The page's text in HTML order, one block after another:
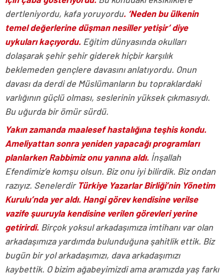
dertleniyordu, kafa yoruyordu. ‘Neden bu ülkenin
temel değerlerine düşman nesiller yetişir’ diye
uykuları kaçıyordu. Eğitim dünyasında okulları
dolaşarak şehir şehir giderek hiçbir karşılık
beklemeden gençlere davasını anlatıyordu. Onun
davası da derdi de Müslümanların bu topraklardaki
varlığının güçlü olması, seslerinin yüksek çıkmasıydı.
Bu uğurda bir ömür sürdü.
Yakın zamanda maalesef hastalığına teşhis kondu.
Ameliyattan sonra yeniden yapacağı programları
planlarken Rabbimiz onu yanına aldı. İnşallah
Efendimiz’e komşu olsun. Biz onu iyi bilirdik. Biz ondan
razıyız. Senelerdir Türkiye Yazarlar Birliği’nin Yönetim
Kurulu’nda yer aldı. Hangi görev kendisine verilse
vazife şuuruyla kendisine verilen görevleri yerine
getirirdi. Birçok yoksul arkadaşımıza imtihanı var olan
arkadaşımıza yardımda bulunduğuna şahitlik ettik. Biz
bugün bir yol arkadaşımızı, dava arkadaşımızı
kaybettik. O bizim ağabeyimizdi ama aramızda yaş farkı